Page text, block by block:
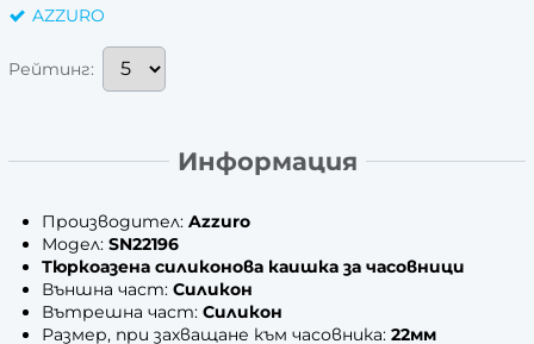
AZZURO
Рейтинг:
Информация
Производител: Azzuro
Модел: SN22196
Тюркоазена силиконова каишка за часовници
Външна част: Силикон
Вътрешна част: Силикон
Размер, при захващане към часовника: 22мм